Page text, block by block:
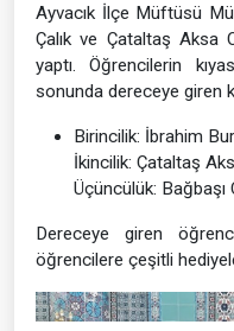
Ayvacık İlçe Müftüsü
Çalık ve Çataltaş Aksa
yaptı. Öğrencilerin
sonunda dereceye giren
Birincilik: İbrahim
İkincilik: Çataltaş
Üçüncülük: Bağbaşı
Dereceye giren
öğrencilere çeşitli